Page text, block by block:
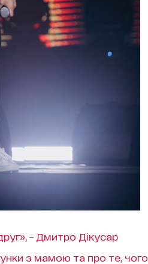
– Дмитро Дікусар
з мамою та про те, чого